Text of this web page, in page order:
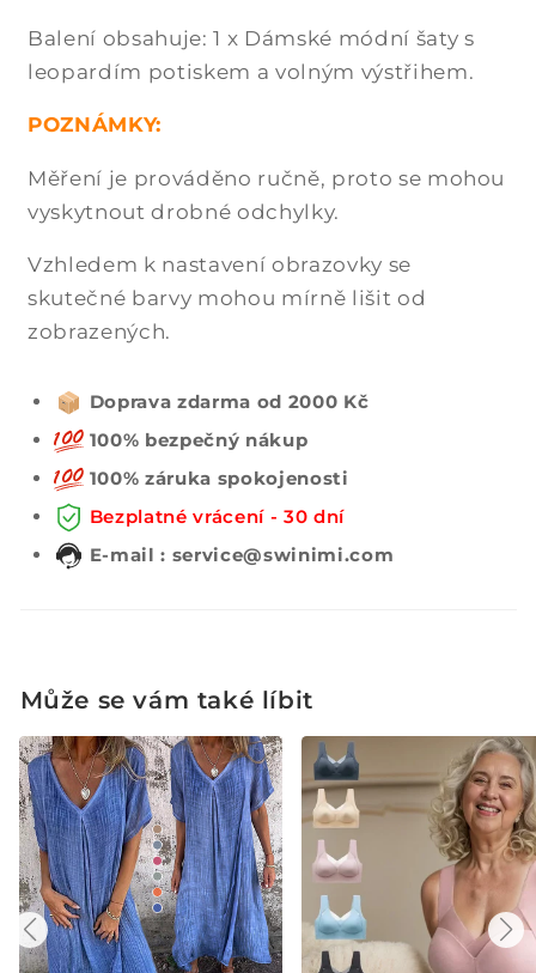
Balení obsahuje: 1 x Dámské módní šaty s
leopardím potiskem a volným výstřihem.
POZNÁMKY:
Měření je prováděno ručně, proto se mohou
vyskytnout drobné odchylky.
Vzhledem k nastavení obrazovky se
skutečné barvy mohou mírně lišit od
zobrazených.
Doprava zdarma od 2000 Kč
100% bezpečný nákup
100% záruka spokojenosti
Bezplatné vrácení - 30 dní
E-mail : service@swinimi.com
Může se vám také líbit